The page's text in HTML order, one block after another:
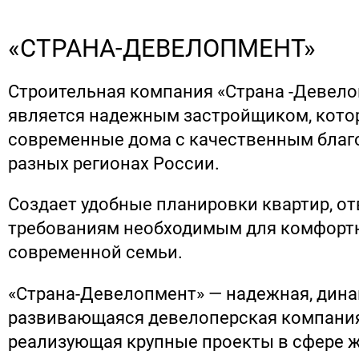
«СТРАНА-ДЕВЕЛОПМЕНТ»
Строительная компания «Страна -
является надежным застройщиком,
современные дома с качественным
разных регионах России.
Создает удобные планировки квартир,
требованиям необходимым для
современной семьи.
«Страна-Девелопмент» — надежная,
развивающаяся девелоперская
реализующая крупные проекты в сфере